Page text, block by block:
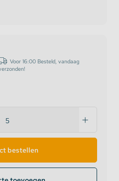
Voor 16:00 Besteld, vandaag
bestellen